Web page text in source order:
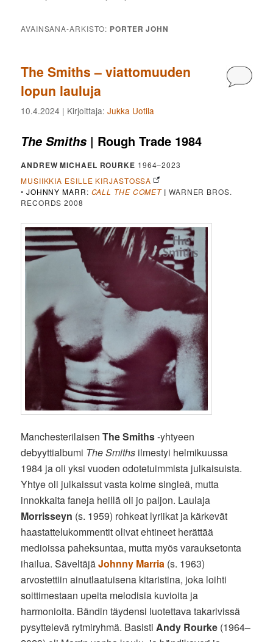
AVAINSANA-ARKISTO: PORTER JOHN
The Smiths – viattomuuden
lopun lauluja
10.4.2024 | Kirjoittaja:Jukka Uotila
The Smiths | Rough Trade 1984
ANDREW MICHAEL ROURKE 1964–2023
MUSIIKKIA ESILLE KIRJASTOSSA
• JOHNNY MARR: CALL THE COMET | WARNER BROS.
RECORDS 2008
ManchesterilaisenThe Smiths-yhtyeen
debyyttialbumi The Smiths ilmestyi helmikuussa
1984 ja oli yksi vuoden odotetuimmista julkaisuista.
Yhtye oli julkaissut vasta kolme singleä, mutta
innokkaita faneja heillä oli jo paljon. Laulaja
Morrisseyn (s. 1959) rohkeat lyriikat ja kärkevät
haastattelukommentit olivat ehtineet herättää
medioissa paheksuntaa, mutta myös varauksetonta
ihailua. SäveltäjäJohnny Marria (s. 1963)
arvostettiin ainutlaatuisena kitaristina, joka loihti
soittimestaan upeita melodisia kuvioita ja
harmonioita. Bändin täydensi luotettava takarivissä
pysyttelevä rytmiryhmä. Basisti Andy Rourke (1964–